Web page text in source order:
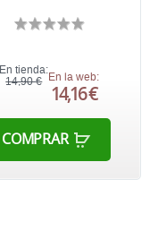
En tienda:
14,90 €
En la web:
14,16 €
COMPRAR